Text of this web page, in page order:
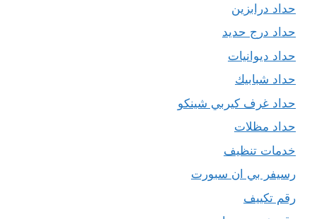
حداد درابزين
حداد درج حديد
حداد ديوانيات
حداد شبابيك
حداد غرف كيربي شينكو
حداد مظلات
خدمات تنظيف
رسيفر بي ان سبورت
رقم تكييف